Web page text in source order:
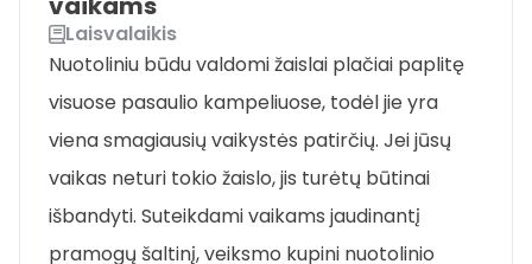
Laisvalaikis
Nuotoliniu būdu valdomi žaislai plačiai paplitę
visuose pasaulio kampeliuose, todėl jie yra
viena smagiausių vaikystės patirčių. Jei jūsų
vaikas neturi tokio žaislo, jis turėtų būtinai
išbandyti. Suteikdami vaikams jaudinantį
pramogų šaltinį, veiksmo kupini nuotolinio